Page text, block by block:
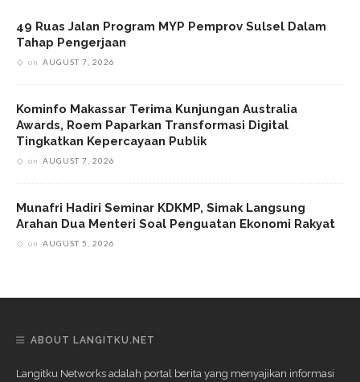
49 Ruas Jalan Program MYP Pemprov Sulsel Dalam
Tahap Pengerjaan
on AUGUST 7, 2026
Kominfo Makassar Terima Kunjungan Australia
Awards, Roem Paparkan Transformasi Digital
Tingkatkan Kepercayaan Publik
on AUGUST 7, 2026
Munafri Hadiri Seminar KDKMP, Simak Langsung
Arahan Dua Menteri Soal Penguatan Ekonomi Rakyat
on AUGUST 5, 2026
ABOUT LANGITKU.NET
Langitku Networks adalah portal berita yang menyajikan informasi